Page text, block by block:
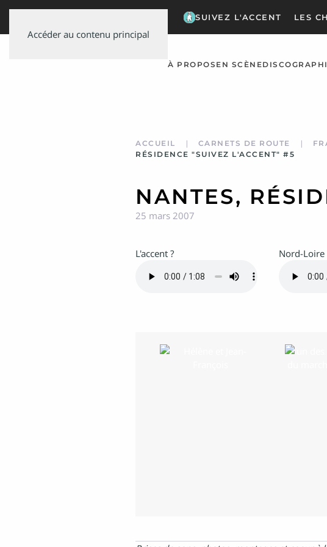
Accéder au contenu principal
SUIVEZ L'ACCENT LES
À PROPOS EN SCÈNE
ACCUEIL CARNETS DE ROUTE
RÉSIDENCE "SUIVEZ L'ACCENT" #5
NANTES,
25 mars 2007
L'accent ? Nord-Loire